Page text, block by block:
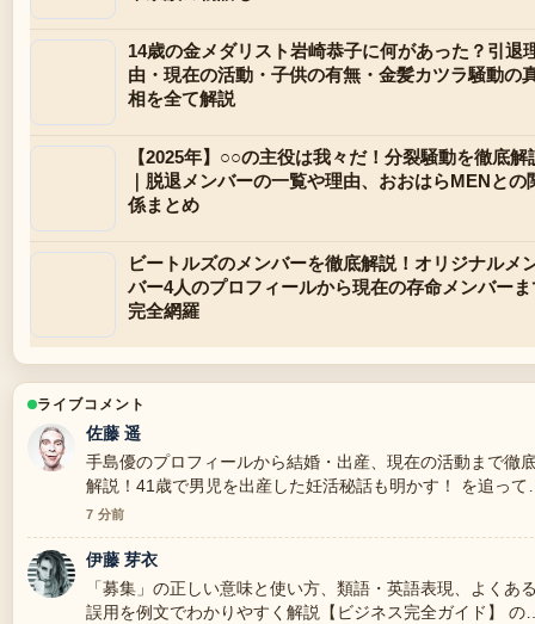
14歳の金メダリスト岩崎恭子に何があった？引退
由・現在の活動・子供の有無・金髪カツラ騒動の
相を全て解説
【2025年】○○の主役は我々だ！分裂騒動を徹底解
｜脱退メンバーの一覧や理由、おおはらMENとの
係まとめ
ビートルズのメンバーを徹底解説！オリジナルメ
バー4人のプロフィールから現在の存命メンバーま
完全網羅
ライブコメント
佐藤 遥
手島優のプロフィールから結婚・出産、現在の活動まで徹
解説！41歳で男児を出産した妊活秘話も明かす！ を追って
ますが、この解説は落ち着いていて信頼できます。
7 分前
伊藤 芽衣
「募集」の正しい意味と使い方、類語・英語表現、よくあ
誤用を例文でわかりやすく解説【ビジネス完全ガイド】 の